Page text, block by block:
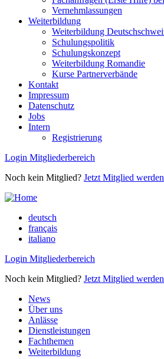
Vernehmlassungen
Weiterbildung
Weiterbildung
Schulungspolitik
Schulungskonzept
Weiterbildung Romandie
Kurse Partnerverbände
Kontakt
Impressum
Datenschutz
Jobs
Intern
Registrierung
Login Mitgliederbereich
Noch kein Mitglied? Jetzt Mitglied
deutsch
français
italiano
Login Mitgliederbereich
Noch kein Mitglied? Jetzt Mitglied
News
Über uns
Anlässe
Dienstleistungen
Fachthemen
Weiterbildung